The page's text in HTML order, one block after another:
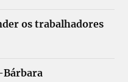
os trabalhadores
Bárbara